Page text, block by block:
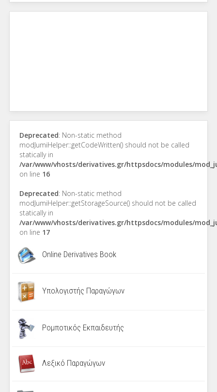
Deprecated: Non-static method
modJumiHelper::getCodeWritten() should not be called
statically in
/var/www/vhosts/derivatives.gr/httpsdocs/modules/
on line 16
Deprecated: Non-static method
modJumiHelper::getStorageSource() should not be called
statically in
/var/www/vhosts/derivatives.gr/httpsdocs/modules/
on line 17
Online Derivatives Book
Υπολογιστής Παραγώγων
Ρομποτικός Εκπαιδευτής
Λεξικό Παραγώγων